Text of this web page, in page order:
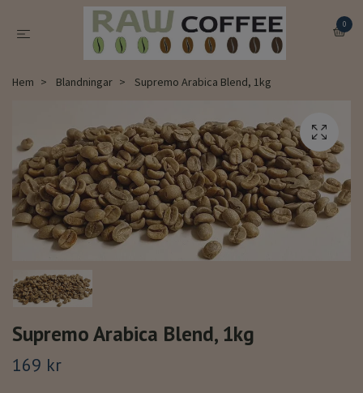
0
Hem Blandningar Supremo Arabica Blend, 1kg
Supremo Arabica Blend, 1kg
169 kr